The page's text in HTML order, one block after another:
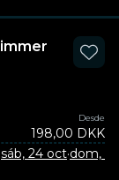
Desde
198,00 DKK
sáb, 24 oct·dom,